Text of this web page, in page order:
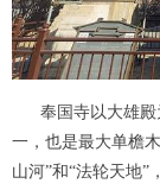
奉国寺以大雄殿
一，也是最大单檐
山河”和“法轮天地”